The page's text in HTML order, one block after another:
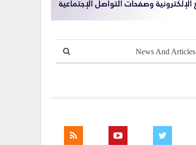
News And Articles